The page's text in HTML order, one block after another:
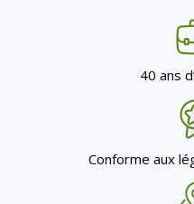
40 ans
Conforme aux